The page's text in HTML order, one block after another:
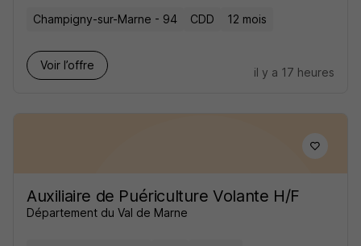
Champigny-sur-Marne - 94 CDD 12 mois
Voir l’offre
il y a 17 heures
Auxiliaire de Puériculture Volante H/F
Département du Val de Marne